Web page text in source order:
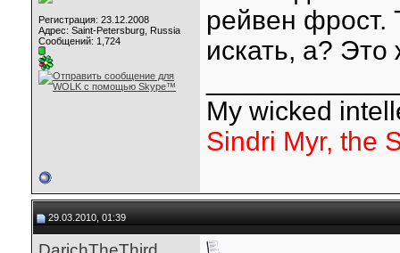
Регистрация: 23.12.2008
Адрес: Saint-Petersburg, Russia
Сообщений: 1,724
рейвен фрост.
искать, а?
My wicked
Sindri Myr, the
29.03.2010, 01:39